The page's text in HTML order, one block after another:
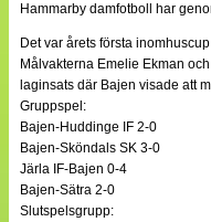
Bloggar
Lagen
Webb-TV
Cuper
Medlemsbilder
Till klubbkassan
NÄTverket
Split vision
Om oss
Annonsera
Hammarby damfotboll har
Det var årets första
Målvakterna Emelie Ekman
laginsats där Bajen visade att
Gruppspel:
Bajen-Huddinge IF 2-0
Bajen-Sköndals SK 3-0
Järla IF-Bajen 0-4
Bajen-Sätra 2-0
Slutspelsgrupp: